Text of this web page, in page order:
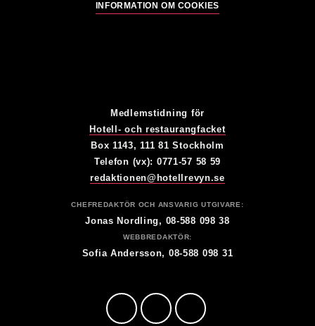
INFORMATION OM COOKIES
Medlemstidning för
Hotell- och restaurangfacket
Box 1143, 111 81 Stockholm
Telefon (vx): 0771-57 58 59
redaktionen@hotellrevyn.se
CHEFREDAKTÖR OCH ANSVARIG UTGIVARE:
Jonas Nordling, 08-588 098 38
WEBBREDAKTÖR:
Sofia Andersson, 08-588 098 31